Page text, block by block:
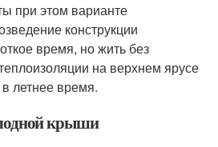
при этом варианте
конструкции
время, но жить без
на верхнем ярусе
летнее время.
крыши